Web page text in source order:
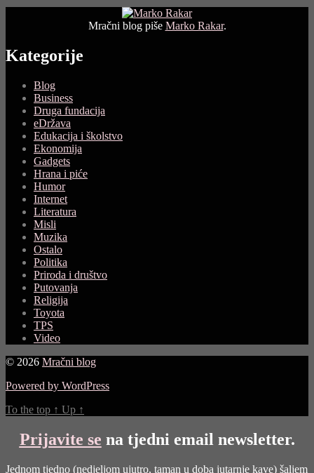
Mračni blog piše Marko Rakar.
Kategorije
Blog
Business
Druga fundacija
eDržava
Edukacija i školstvo
Ekonomija
Gadgets
Hrana i piće
Humor
Internet
Literatura
Misli
Muzika
Ostalo
Politika
Priroda i društvo
Putovanja
Religija
Toyota
TPS
Video
© 2026 Mračni blog
Powered by WordPress
To the top ↑ Up ↑
Prijavite se na tjedni email newsletter.
Jednom tjedno (nedjeljom ujutro, taman u doba jutarnje kave) šaljem